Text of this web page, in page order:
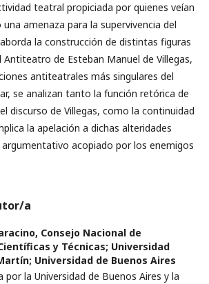
teatral propiciada por quienes veían
amenaza para la supervivencia del
la construcción de distintas figuras
Antiteatro de Esteban Manuel de Villegas,
antiteatrales más singulares del
se analizan tanto la función retórica de
discurso de Villegas, como la continuidad
la apelación a dichas alteridades
acopiado por los enemigos
a
Consejo Nacional de
y Técnicas; Universidad
Universidad de Buenos Aires
la Universidad de Buenos Aires y la